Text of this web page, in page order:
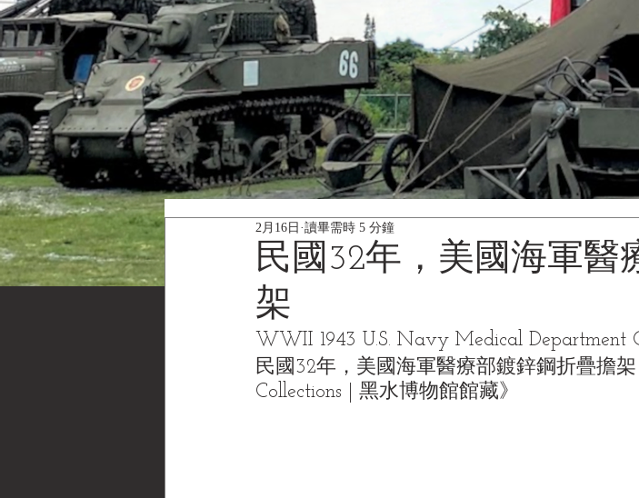
民國32年，美國海軍醫
架
2月16日 讀畢需時 5 分鐘
WWII 1943 U.S. Navy Medical Department
民國32年，美國海軍醫療部鍍鋅鋼折疊擔
Collections | 黑水博物館館藏》